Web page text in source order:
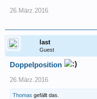
26.März.2016
last
Guest
Doppelposition
26.März.2016
Thomas gefällt das.